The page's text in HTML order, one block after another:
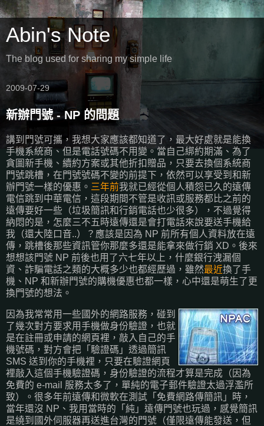
Abin's Note
The blog used for sharing my simple life
2009-07-29
新辦門號 - NP 的問題
講到門號可攜，我想大家應該都知道了，最大好處就是能換
手機系統商、但是電話號碼不用變。當自己綁約期滿、為了
貪圖新手機、續約方案或其他折扣贈品，只要去換個系統商
門號跳槽，在門號號碼不變的前提下，依然可以享受到和新
辦門號一樣的優惠。 三年前我就已經從個人積怨已久的遠傳
電信跳到中華電信，這段期間不管是收訊或服務都比之前的
遠傳要好一些（垃圾簡訊和行銷電話也少很多），不過覺得
納悶的是，怎麼三不五時遠傳還是會打電話來說要送手機給
我（還大陸口音..）？應該是因為 NP 前所有個人資料放在遠
傳，跳槽後那些資訊管你那麼多還是能拿來做行銷 XD。後來
想想該門號 NP 前後也用了六七年以上，什麼銀行洩漏個
資、詐騙電話之類的大概多少也都經歷過，雖然最近換了手
機、NP 和新辦門號的購機優惠也都一樣，心中還是萌生了更
換門號的想法。
因為我常常用一些國外的網路服務，碰到
了幾次對方要求用手機做身份驗證，也就
是在註冊或申請的網頁裡，敲入自己的手
機號碼，對方會把「驗證碼」透過簡訊
SMS 送到你的手機裡，只要在驗證網頁
裡敲入這個手機驗證碼，身份驗證的流程才算是完成（因為
免費的 e-mail 服務太多了，單純的電子郵件驗證太過浮濫所
致）。很多年前遠傳和微軟在測試「免費網路傳簡訊」時，
當年還沒 NP、我用當時的「純」遠傳門號也玩過，感覺簡訊
是繞到國外伺服器再送進台灣的門號（僅限遠傳能發送，但